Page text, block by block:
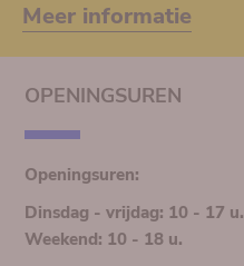
Meer informatie
OPENINGSUREN
Openingsuren:
Dinsdag - vrijdag: 10 - 17 u.
Weekend: 10 - 18 u.